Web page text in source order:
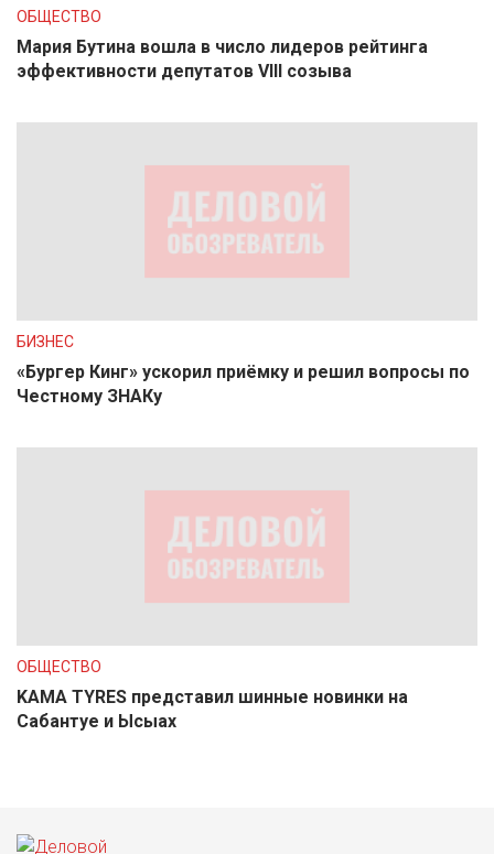
ОБЩЕСТВО
Мария Бутина вошла в число лидеров рейтинга
эффективности депутатов VIII созыва
БИЗНЕС
«Бургер Кинг» ускорил приёмку и решил вопросы по
Честному ЗНАКу
ОБЩЕСТВО
KAMA TYRES представил шинные новинки на
Сабантуе и Ысыах